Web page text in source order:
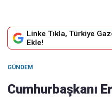
Linke Tıkla, Türkiye
Ekle!
GÜNDEM
Cumhurbaşkanı